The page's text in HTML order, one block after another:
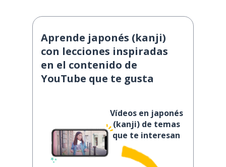
Aprende japonés (kanji)
con lecciones inspiradas
en el contenido de
YouTube que te gusta
Vídeos en japonés
(kanji) de temas
que te interesan